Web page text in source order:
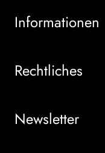
Informationen
Rechtliches
Newsletter